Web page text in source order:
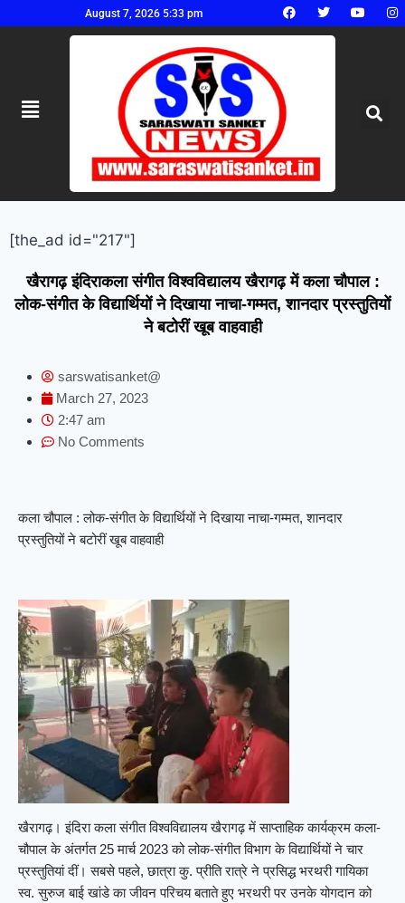
August 7, 2026 5:33 pm
[the_ad id="217"]
खैरागढ़ इंदिराकला संगीत विश्वविद्यालय खैरागढ़ में कला चौपाल :
लोक-संगीत के विद्यार्थियों ने दिखाया नाचा-गम्मत, शानदार प्रस्तुतियों
ने बटोरीं खूब वाहवाही
sarswatisanket@
March 27, 2023
2:47 am
No Comments
कला चौपाल : लोक-संगीत के विद्यार्थियों ने दिखाया नाचा-गम्मत, शानदार
प्रस्तुतियों ने बटोरीं खूब वाहवाही
खैरागढ़। इंदिरा कला संगीत विश्वविद्यालय खैरागढ़ में साप्ताहिक कार्यक्रम कला-
चौपाल के अंतर्गत 25 मार्च 2023 को लोक-संगीत विभाग के विद्यार्थियों ने चार
प्रस्तुतियां दीं। सबसे पहले, छात्रा कु. प्रीति रात्रे ने प्रसिद्ध भरथरी गायिका
स्व. सुरुज बाई खांडे का जीवन परिचय बताते हुए भरथरी पर उनके योगदान को